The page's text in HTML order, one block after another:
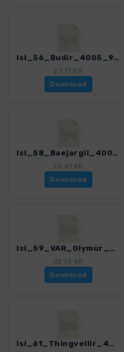
Isl_56_Budir_4005_9.gpx
27.77 KB
Download
Isl_58_Baejargil_4005_9.gpx
23.61 KB
Download
Isl_59_VAR_Glymur_4005_9.gpx
32.13 KB
Download
Isl_61_Thingvellir_4005_9.gpx